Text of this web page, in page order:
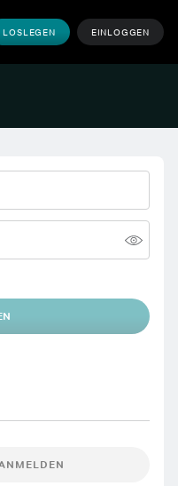
LOSLEGEN EINLOGGEN